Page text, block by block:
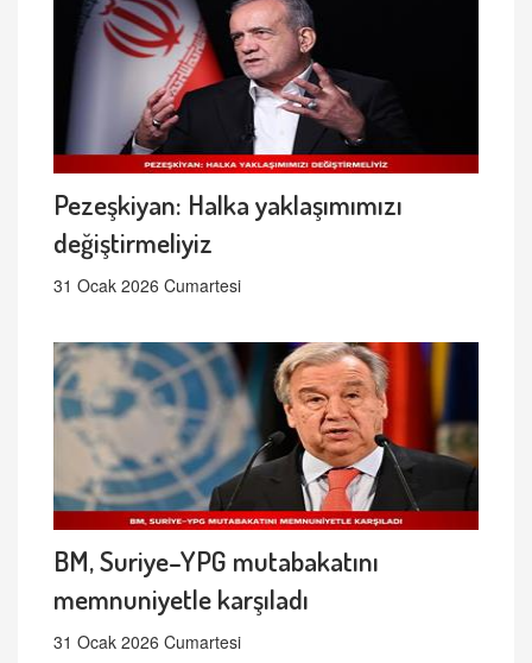
Pezeşkiyan: Halka yaklaşımımızı
değiştirmeliyiz
31 Ocak 2026 Cumartesi
BM, Suriye–YPG mutabakatını
memnuniyetle karşıladı
31 Ocak 2026 Cumartesi